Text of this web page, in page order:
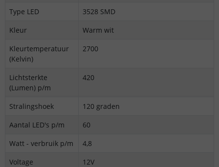
Type LED
3528 SMD
Kleur
Warm wit
Kleurtemperatuur
(Kelvin)
2700
Lichtsterkte
(Lumen) p/m
420
Stralingshoek
120 graden
Aantal LED's p/m
60
Watt - verbruik p/m
4,8
Voltage
12V